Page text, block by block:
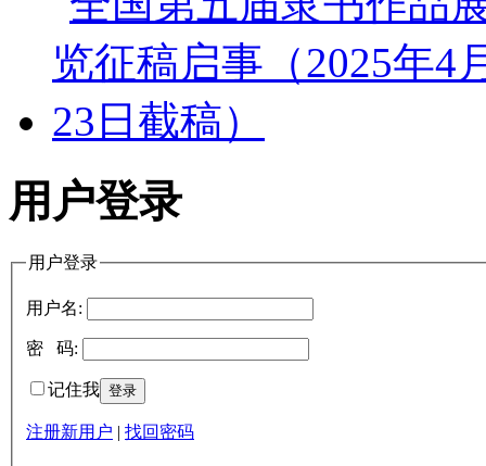
用户登录
用户登录
用户名:
密 码:
记住我
注册新用户 找回密码